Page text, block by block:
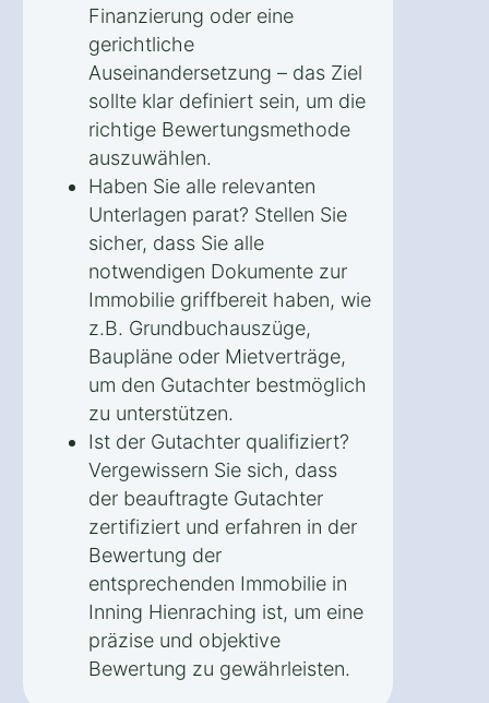
Finanzierung oder eine
gerichtliche
Auseinandersetzung – das Ziel
sollte klar definiert sein, um die
richtige Bewertungsmethode
auszuwählen.
Haben Sie alle relevanten
Unterlagen parat? Stellen Sie
sicher, dass Sie alle
notwendigen Dokumente zur
Immobilie griffbereit haben, wie
z.B. Grundbuchauszüge,
Baupläne oder Mietverträge,
um den Gutachter bestmöglich
zu unterstützen.
Ist der Gutachter qualifiziert?
Vergewissern Sie sich, dass
der beauftragte Gutachter
zertifiziert und erfahren in der
Bewertung der
entsprechenden Immobilie in
Inning Hienraching ist, um eine
präzise und objektive
Bewertung zu gewährleisten.